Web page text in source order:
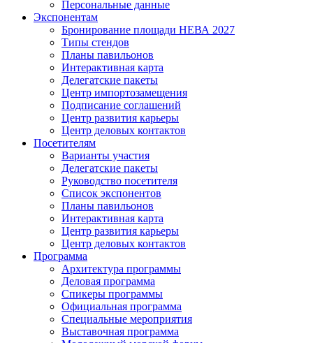
Персональные данные
Экспонентам
Бронирование площади НЕВА 2027
Типы стендов
Планы павильонов
Интерактивная карта
Делегатские пакеты
Центр импортозамещения
Подписание соглашений
Центр развития карьеры
Центр деловых контактов
Посетителям
Варианты участия
Делегатские пакеты
Руководство посетителя
Список экспонентов
Планы павильонов
Интерактивная карта
Центр развития карьеры
Центр деловых контактов
Программа
Архитектура программы
Деловая программа
Спикеры программы
Официальная программа
Специальные мероприятия
Выставочная программа